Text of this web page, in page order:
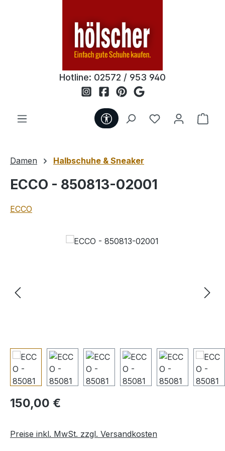
Hotline: 02572 / 953 940
Werkzeugleiste anzeigen
Du hast 0
Damen Halbschuhe & Sneaker
ECCO - 850813-02001
ECCO
Bildergalerie überspringen
Regulärer Preis:
150,00 €
Preise inkl. MwSt. zzgl. Versandkosten